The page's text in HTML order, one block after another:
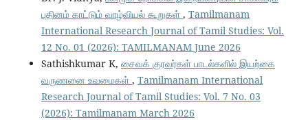
புதினம் காட்டும் வாழ்வியல் கூறுகள் , Tamilmanam
International Research Journal of Tamil Studies: Vol.
12 No. 01 (2026): TAMILMANAM June 2026
Sathishkumar K, சைவக் குரவர்கள் பாடல்களில் இயற்கை
வருணனை உவமைகள் , Tamilmanam International
Research Journal of Tamil Studies: Vol. 7 No. 03
(2026): Tamilmanam March 2026